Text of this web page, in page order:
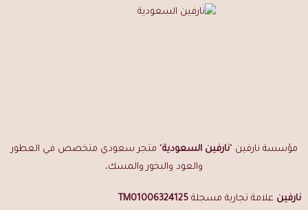
مؤسسة نارفين "نارفين السعودية" متجر سعودي متخصص في العطور
والعود والبخور والمسك،
نارفين علامة تجارية مسجلة TM01006324125